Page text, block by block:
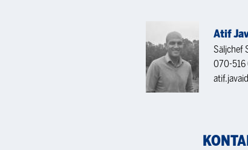
Atif
Säljchef
070-516